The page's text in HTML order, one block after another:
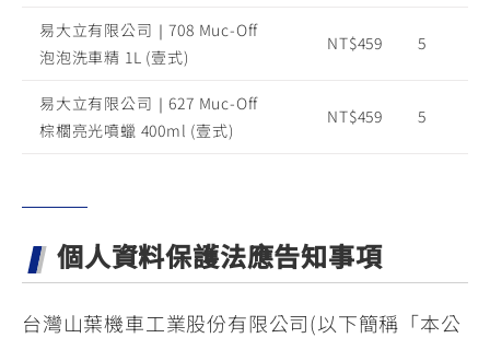
易大立有限公司｜708 Muc-Off
泡泡洗車精 1L (壹式)
NT$459 5
易大立有限公司｜627 Muc-Off
棕櫚亮光噴蠟 400ml (壹式)
NT$459 5
個人資料保護法應告知事項
台灣山葉機車工業股份有限公司(以下簡稱「本公